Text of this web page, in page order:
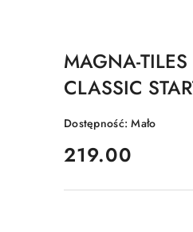
MAGNA-
CLASSIC
Dostępność:Mało
cena:
219.00